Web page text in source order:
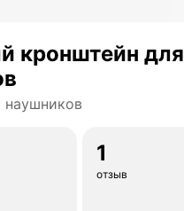
кронштейн для
наушников
1
отзыв